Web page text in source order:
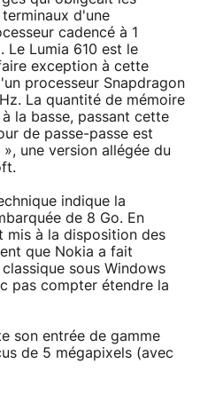
d'une
cadencé à 1
Le Lumia 610 est le
exception à cette
processeur Snapdragon
La quantité de mémoire
la basse, passant cette
de passe-passe est
une version allégée du
indique la
de 8 Go. En
mis à la disposition des
que Nokia a fait
sous Windows
pas compter étendre la
son entrée de gamme
de 5 mégapixels (avec